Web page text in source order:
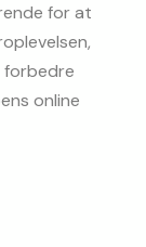
for at
forbedre
online